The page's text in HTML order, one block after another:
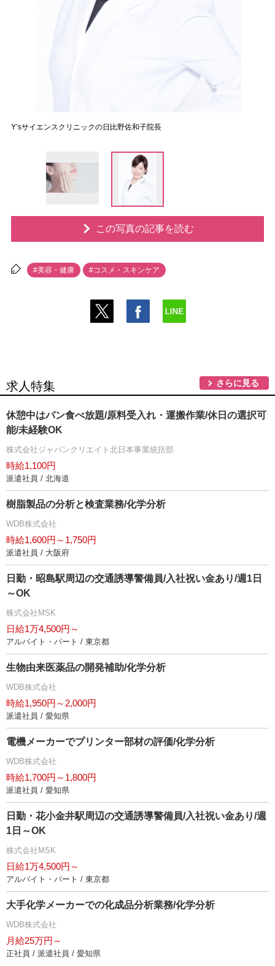
Y’sサイエンスクリニックの日比野佐和子院長
この写真の記事を読む
#美容・健康 #コスメ・スキンケア
求人特集 さらに見る
休憩中はパン食べ放題/原料受入れ・運搬作業/休日の選択可
能/未経験OK
株式会社ジャパンクリエイト北日本事業統括部
時給1,100円
派遣社員 / 北海道
樹脂製品の分析と検査業務/化学分析
WDB株式会社
時給1,600円～1,750円
派遣社員 / 大阪府
日勤・昭島駅周辺の交通誘導警備員/入社祝い金あり/週1日
～OK
株式会社MSK
日給1万4,500円～
アルバイト・パート / 東京都
生物由来医薬品の開発補助/化学分析
WDB株式会社
時給1,950円～2,000円
派遣社員 / 愛知県
電機メーカーでプリンター部材の評価/化学分析
WDB株式会社
時給1,700円～1,800円
派遣社員 / 愛知県
日勤・花小金井駅周辺の交通誘導警備員/入社祝い金あり/週
1日～OK
株式会社MSK
日給1万4,500円～
アルバイト・パート / 東京都
大手化学メーカーでの化成品分析業務/化学分析
WDB株式会社
月給25万円～
正社員 / 派遣社員 / 愛知県